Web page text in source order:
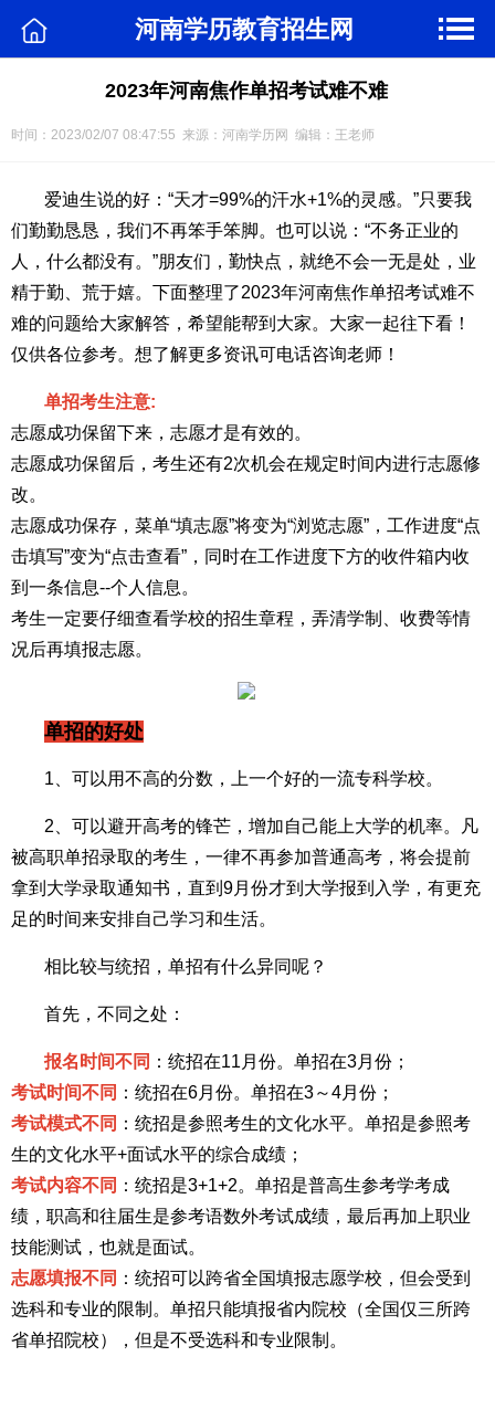
河南学历教育招生网
2023年河南焦作单招考试难不难
时间：2023/02/07 08:47:55 来源：河南学历网 编辑：王老师
爱迪生说的好：“天才=99%的汗水+1%的灵感。”只要我
们勤勤恳恳，我们不再笨手笨脚。也可以说：“不务正业的
人，什么都没有。”朋友们，勤快点，就绝不会一无是处，业
精于勤、荒于嬉。下面整理了2023年河南焦作单招考试难不
难的问题给大家解答，希望能帮到大家。大家一起往下看！
仅供各位参考。想了解更多资讯可电话咨询老师！
单招考生注意:
志愿成功保留下来，志愿才是有效的。
志愿成功保留后，考生还有2次机会在规定时间内进行志愿修
改。
志愿成功保存，菜单“填志愿”将变为“浏览志愿”，工作进度“点
击填写”变为“点击查看”，同时在工作进度下方的收件箱内收
到一条信息--个人信息。
考生一定要仔细查看学校的招生章程，弄清学制、收费等情
况后再填报志愿。
单招的好处
1、可以用不高的分数，上一个好的一流专科学校。
2、可以避开高考的锋芒，增加自己能上大学的机率。凡
被高职单招录取的考生，一律不再参加普通高考，将会提前
拿到大学录取通知书，直到9月份才到大学报到入学，有更充
足的时间来安排自己学习和生活。
相比较与统招，单招有什么异同呢？
首先，不同之处：
报名时间不同 ：统招在11月份。单招在3月份；
考试时间不同 ：统招在6月份。单招在3～4月份；
考试模式不同 ：统招是参照考生的文化水平。单招是参照考
生的文化水平+面试水平的综合成绩；
考试内容不同 ：统招是3+1+2。单招是普高生参考学考成
绩，职高和往届生是参考语数外考试成绩，最后再加上职业
技能测试，也就是面试。
志愿填报不同 ：统招可以跨省全国填报志愿学校，但会受到
选科和专业的限制。单招只能填报省内院校（全国仅三所跨
省单招院校），但是不受选科和专业限制。